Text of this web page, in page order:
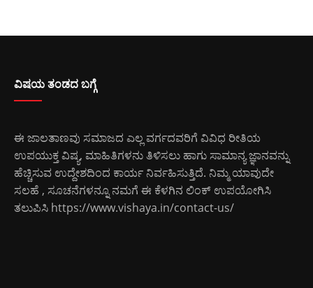
ವಿಷಯ ತಂಡದ ಬಗ್ಗೆ
ಈ ಜಾಲತಾಣವು ಸಮಾಜದ ಎಲ್ಲ ವರ್ಗದವರಿಗೆ ವಿವಿಧ ರೀತಿಯ
ಉಪಯುಕ್ತ ವಿಷ್ಯ, ಮಾಹಿತಿಗಳನು ತಿಳಿಸಲು ಹಾಗು ಸಾಮಾನ್ಯ ಜ್ಞಾನವನ್ನು
ಹೆಚ್ಚಿಸುವ ಉದ್ದೇಶದಿಂದ ಕಾರ್ಯ ನಿರ್ವಹಿಸುತ್ತಿದೆ. ನಿಮ್ಮ ಯಾವುದೇ
ಸಲಹೆ , ಸೂಚನೆಗಳನ್ನೂ ನಮಗೆ ಈ ಕೆಳಗಿನ ಲಿಂಕ್ ಉಪಯೋಗಿಸಿ
ತಲುಪಿಸಿ https://www.vishaya.in/contact-us/